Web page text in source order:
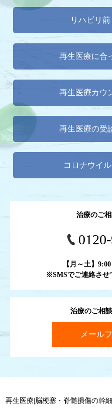
リハビリ
再生医療に合
再生医療カウ
再生医療の受
コロナウイ
治療のご相
メール
治療のご
【月～土】
※SMSでご連絡させ
再生医療|脳梗塞・脊髄損傷の幹